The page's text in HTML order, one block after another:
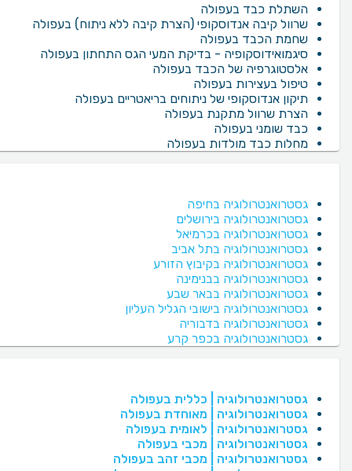
השתלת כבד בעפולה
שרוול קיבה אנדוסקופי (הצרת קיבה ללא ניתוח) בעפולה
שחמת הכבד בעפולה
סיגמואידוסקופיה - בדיקת המעי הגס התחתון בעפולה
אלסטוגרפיה של הכבד בעפולה
טיפול בעצירות בעפולה
תיקון אנדוסקופי של ניתוחים בריאטריים בעפולה
הצרת שרוול מתקנת בעפולה
כבד שומני בעפולה
מחלות כבד מולדות בעפולה
גסטרואנטרולוגיה בחיפה
גסטרואנטרולוגיה בירושלים
גסטרואנטרולוגיה בכרמיאל
גסטרואנטרולוגיה בתל אביב
גסטרואנטרולוגיה בקיבוץ הזורע
גסטרואנטרולוגיה בבנימינה
גסטרואנטרולוגיה בבאר שבע
גסטרואנטרולוגיה בישובי הגליל העליון
גסטרואנטרולוגיה בדבוריה
גסטרואנטרולוגיה בכפר קרע
גסטרואנטרולוגיה | כללית בעפולה
גסטרואנטרולוגיה | מאוחדת בעפולה
גסטרואנטרולוגיה | לאומית בעפולה
גסטרואנטרולוגיה | מכבי בעפולה
גסטרואנטרולוגיה | מכבי זהב בעפולה